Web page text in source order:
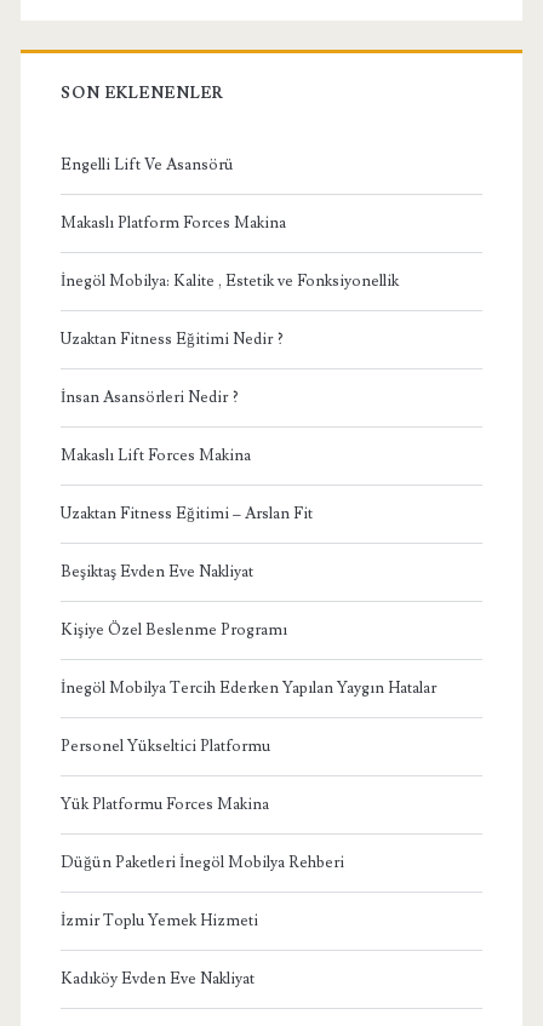
SON EKLENENLER
Engelli Lift Ve Asansörü
Makaslı Platform Forces Makina
İnegöl Mobilya: Kalite , Estetik ve Fonksiyonellik
Uzaktan Fitness Eğitimi Nedir ?
İnsan Asansörleri Nedir ?
Makaslı Lift Forces Makina
Uzaktan Fitness Eğitimi – Arslan Fit
Beşiktaş Evden Eve Nakliyat
Kişiye Özel Beslenme Programı
İnegöl Mobilya Tercih Ederken Yapılan Yaygın Hatalar
Personel Yükseltici Platformu
Yük Platformu Forces Makina
Düğün Paketleri İnegöl Mobilya Rehberi
İzmir Toplu Yemek Hizmeti
Kadıköy Evden Eve Nakliyat